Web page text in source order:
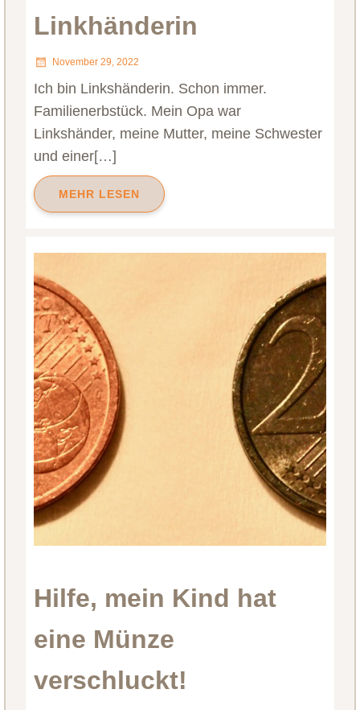
Linkhänderin
November 29, 2022
Ich bin Linkshänderin. Schon immer.
Familienerbstück. Mein Opa war
Linkshänder, meine Mutter, meine Schwester
und einer[…]
MEHR LESEN
Hilfe, mein Kind hat
eine Münze
verschluckt!